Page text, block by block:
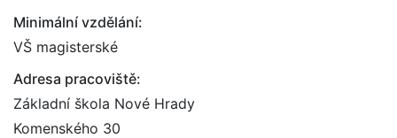
Minimální vzdělání:
VŠ magisterské
Adresa pracoviště:
Základní škola Nové Hrady
Komenského 30